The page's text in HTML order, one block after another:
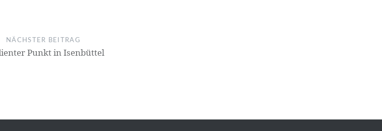
NÄCHSTER BEITRAG
Punkt in Isenbüttel